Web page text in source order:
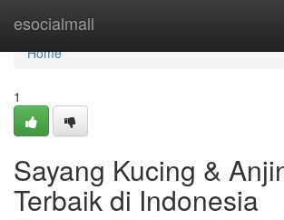
esocialmall
Home
Home
1
Sayang Kucing &
Terbaik di Indonesia